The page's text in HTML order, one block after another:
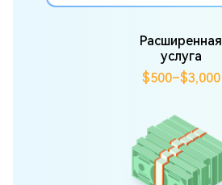
Расширенная
услуга
$500–$3,000